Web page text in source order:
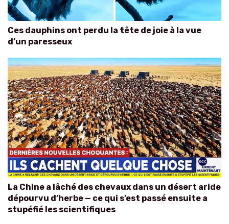
Ces dauphins ont perdu la tête de joie à la vue
d’un paresseux
La Chine a lâché des chevaux dans un désert aride
dépourvu d’herbe — ce qui s’est passé ensuite a
stupéfié les scientifiques